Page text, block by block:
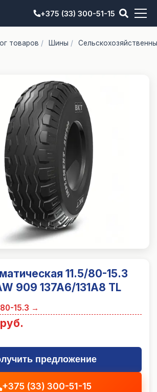
+375 (33) 300-51-15
товаров / Шины /
11.5/80-15.3
909 137A6/131A8 TL
15.3 →
предложение
+375 (33) 300-51-15